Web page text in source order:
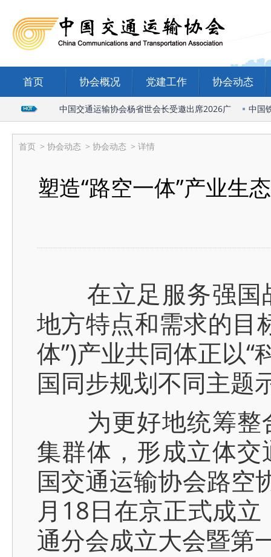
首页 协会概况 党建工作 协会动态
（廊 中国交通运输协会杨省世会长受邀出席2026广 中国铁道
首页 > 协会动态 > 协会动态 > 详情
塑造“路空一体”产业生
在立足服务强国
地方特点和需求的目
体”)产业共同体正以
国同步规划不同主题
为更好地统筹整
集群体，形成立体
国交通运输协会路空
月18日在京正式成
通分会成立大会暨第